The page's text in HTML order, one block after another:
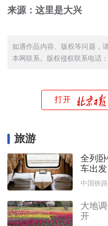
来源：这里是大兴
如遇作品内容、版权等问题，
本网联系。版权侵权联系电话
打开
旅游
全列
车出发
中国铁路
大地
开